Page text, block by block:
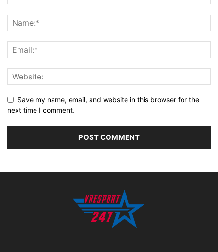
Save my name, email, and website in this browser for the
next time I comment.